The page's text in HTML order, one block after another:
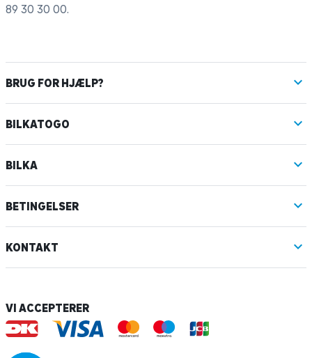
89 30 30 00.
BRUG FOR HJÆLP?
BILKATOGO
BILKA
BETINGELSER
KONTAKT
VI ACCEPTERER